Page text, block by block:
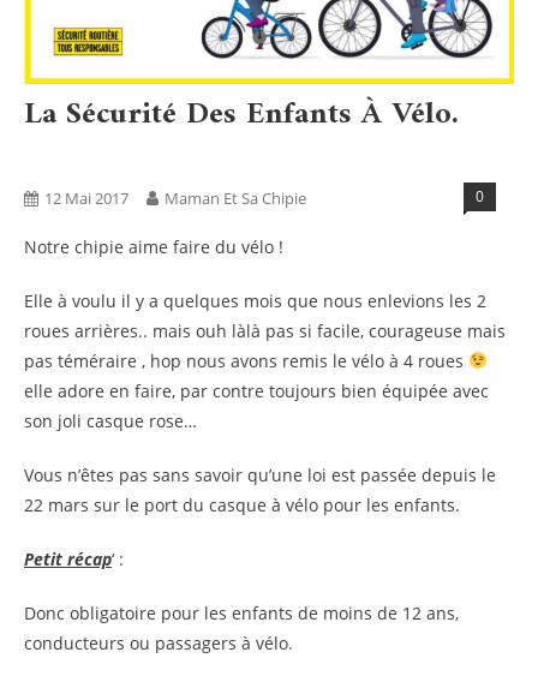
La Sécurité Des Enfants À Vélo.
12 Mai 2017 Maman Et Sa Chipie 0
Notre chipie aime faire du vélo !
Elle à voulu il y a quelques mois que nous enlevions les 2
roues arrières.. mais ouh làlà pas si facile, courageuse mais
pas téméraire , hop nous avons remis le vélo à 4 roues
elle adore en faire, par contre toujours bien équipée avec
son joli casque rose…
Vous n’êtes pas sans savoir qu’une loi est passée depuis le
22 mars sur le port du casque à vélo pour les enfants.
Petit récap‘ :
Donc obligatoire pour les enfants de moins de 12 ans,
conducteurs ou passagers à vélo.